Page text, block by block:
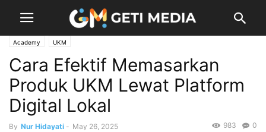
Academy UKM
Cara Efektif Memasarkan
Produk UKM Lewat Platform
Digital Lokal
By Nur Hidayati - May 26, 2025 0
983